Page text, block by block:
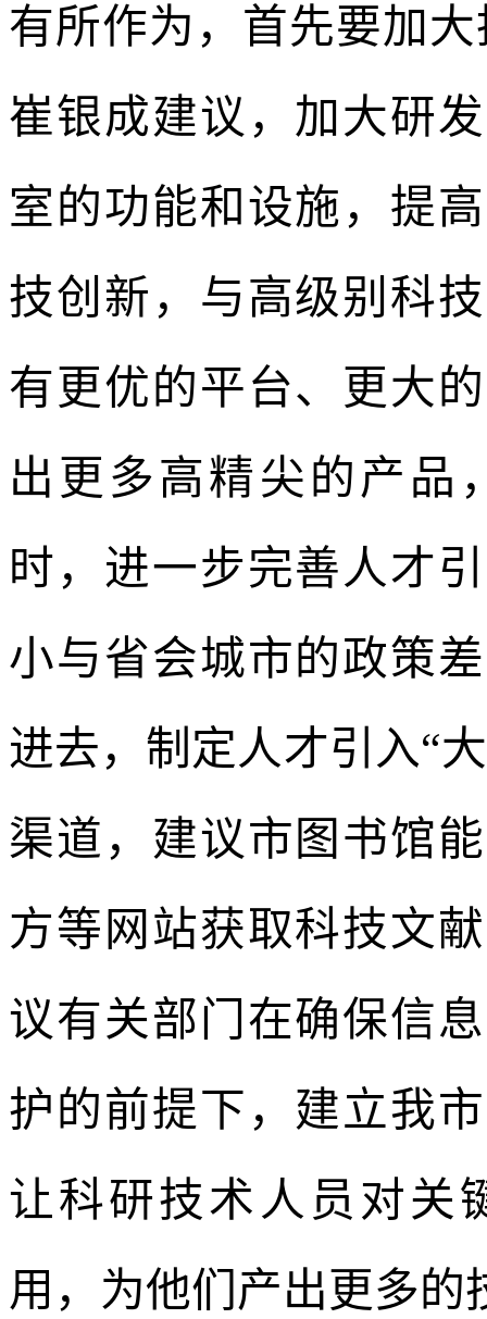
有所作为，首先要加
崔银成建议，加大研
室的功能和设施，提
技创新，与高级别科
有更优的平台、更大
出更多高精尖的产品
时，进一步完善人才
小与省会城市的政策
进去，制定人才引入“
渠道，建议市图书馆
方等网站获取科技文
议有关部门在确保信
护的前提下，建立我
让科研技术人员对关
用，为他们产出更多